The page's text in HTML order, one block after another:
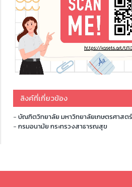
ลิงค์ที่เกี่ยวข้อง
- บัณฑิตวิทยาลัย มหาวิทยาลัยเกษตรศาสตร์
- กรมอนามัย กระทรวงสาธารณสุข